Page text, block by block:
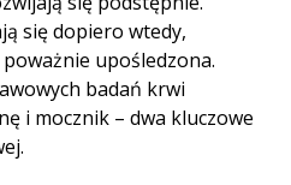
się dopiero wtedy,
upośledzona.
badań krwi
i mocznik – dwa kluczowe